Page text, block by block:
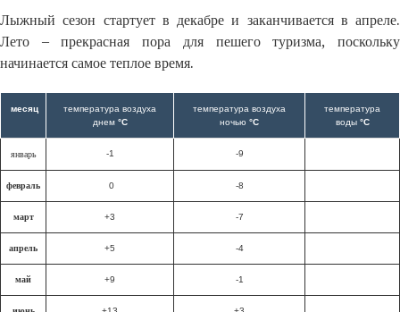
Лыжный сезон стартует в декабре и заканчивается в апреле.
Лето – прекрасная пора для пешего туризма, поскольку
начинается самое теплое время.
месяц
температура воздуха
днем °C
температура воздуха
ночью °C
температура
воды°C
январь -1 -9
февраль 0 -8
март +3 -7
апрель +5 -4
май +9 -1